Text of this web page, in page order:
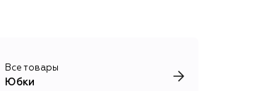
Все товары
Юбки